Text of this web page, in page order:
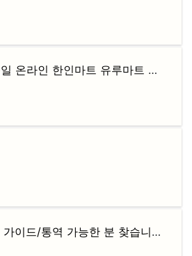
블랙 프라이데이 독일 온라인 한인마트 유루마트 전품목 10프로 할인
두비지포 '파리에서 가이드/통역 가능한 분 찾습니다.' 글에서 통역하신 분 찾습니다